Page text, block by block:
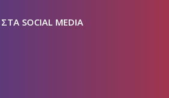
SOCIAL MEDIA